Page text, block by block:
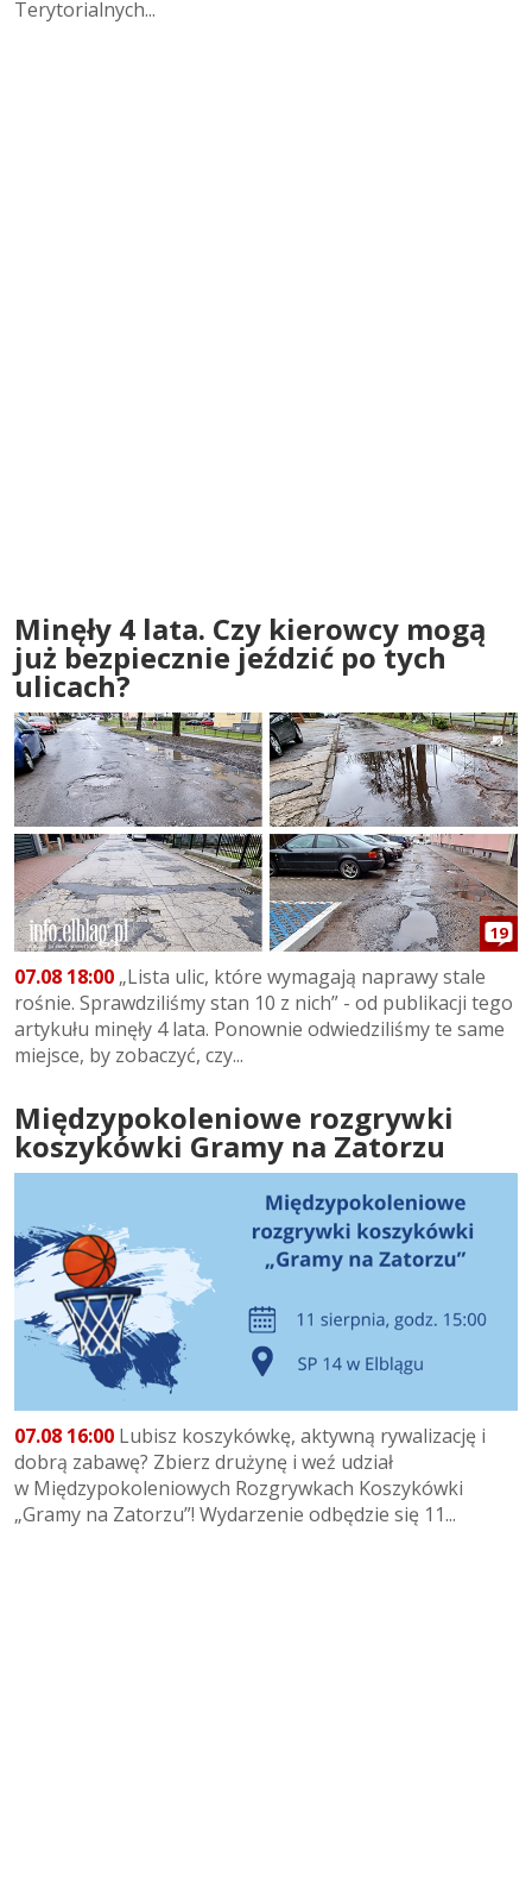
Terytorialnych...
Minęły 4 lata. Czy kierowcy mogą
już bezpiecznie jeździć po tych
ulicach?
19
07.08 18:00 „Lista ulic, które wymagają naprawy stale
rośnie. Sprawdziliśmy stan 10 z nich” - od publikacji tego
artykułu minęły 4 lata. Ponownie odwiedziliśmy te same
miejsce, by zobaczyć, czy...
Międzypokoleniowe rozgrywki
koszykówki Gramy na Zatorzu
07.08 16:00 Lubisz koszykówkę, aktywną rywalizację i
dobrą zabawę? Zbierz drużynę i weź udział
w Międzypokoleniowych Rozgrywkach Koszykówki
„Gramy na Zatorzu”! Wydarzenie odbędzie się 11...